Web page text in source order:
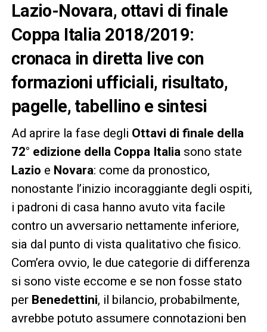
Lazio-Novara, ottavi di finale
Coppa Italia 2018/2019:
cronaca in diretta live con
formazioni ufficiali, risultato,
pagelle, tabellino e sintesi
Ad aprire la fase degli Ottavi di finale della
72° edizione della Coppa Italiasono state
Lazio e Novara: come da pronostico,
nonostante l’inizio incoraggiante degli ospiti,
i padroni di casa hanno avuto vita facile
contro un avversario nettamente inferiore,
sia dal punto di vista qualitativo che fisico.
Com’era ovvio, le due categorie di differenza
si sono viste eccome e se non fosse stato
per Benedettini, il bilancio, probabilmente,
avrebbe potuto assumere connotazioni ben